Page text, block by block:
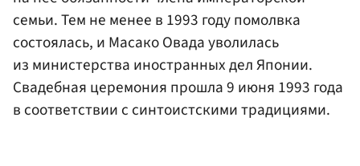
семьи. Тем не менее в 1993 году помолвка
состоялась, и Масако Овада уволилась
из министерства иностранных дел Японии.
Свадебная церемония прошла 9 июня 1993 года
в соответствии с синтоистскими традициями.